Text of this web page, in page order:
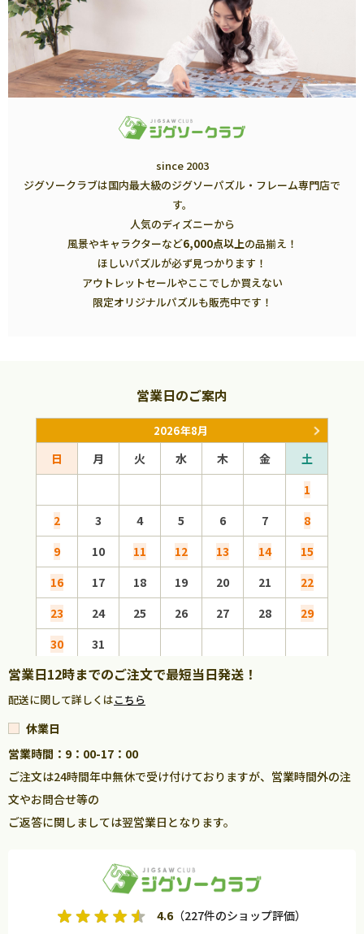
since 2003
ジグソークラブは国内最大級のジグソーパズル・フレーム専門店で
す。
人気のディズニーから
風景やキャラクターなど6,000点以上の品揃え！
ほしいパズルが必ず見つかります！
アウトレットセールやここでしか買えない
限定オリジナルパズルも販売中です！
営業日のご案内
2026年8月
日 月 火 水 木 金
土
1
2
3 4 5 6 7
8
9
10 11 12 13 14
15
16
17 18 19 20 21
22
23
24 25 26 27 28
29
30
31
営業日12時までのご注文で最短当日発送！
配送に関して詳しくはこちら
休業日
営業時間：9：00-17：00
ご注文は24時間年中無休で受け付けておりますが、営業時間外の注
文やお問合せ等の
ご返答に関しましては翌営業日となります。
4.6 （227件のショップ評価）